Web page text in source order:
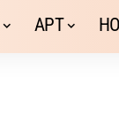
АРТ